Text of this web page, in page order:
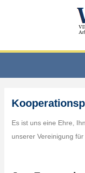
Es ist uns eine Ehre,
unserer Vereinigung